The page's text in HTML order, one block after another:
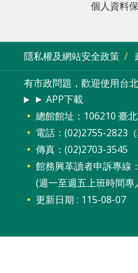
個人資料
隱私權及網站安全政策
有市政問題，歡迎使用台
► APP下載
總館館址：106210 臺
電話：(02)2755-2823（
傳真：(02)2703-3545
館務興革讀者申訴專線
(週一至週五上班時間
更新日期
115-08-07